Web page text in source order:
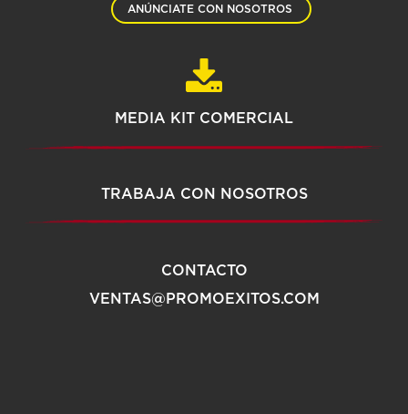
ANÚNCIATE CON NOSOTROS
MEDIA KIT COMERCIAL
TRABAJA CON NOSOTROS
CONTACTO
VENTAS@PROMOEXITOS.COM